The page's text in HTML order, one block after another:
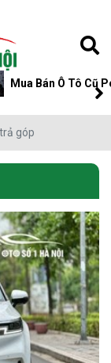
Bán Ô Tô Cũ
góp